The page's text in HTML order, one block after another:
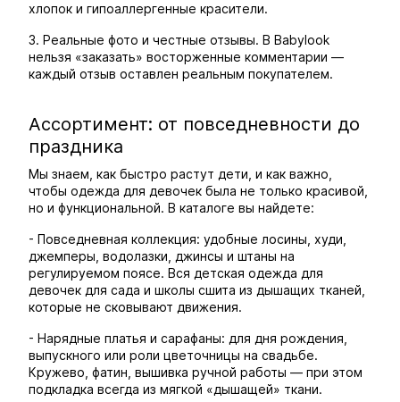
хлопок и гипоаллергенные красители.
3. Реальные фото и честные отзывы. В Babylook
нельзя «заказать» восторженные комментарии —
каждый отзыв оставлен реальным покупателем.
Ассортимент: от повседневности до
праздника
Мы знаем, как быстро растут дети, и как важно,
чтобы одежда для девочек была не только красивой,
но и функциональной. В каталоге вы найдете:
- Повседневная коллекция: удобные лосины, худи,
джемперы, водолазки, джинсы и штаны на
регулируемом поясе. Вся детская одежда для
девочек для сада и школы сшита из дышащих тканей,
которые не сковывают движения.
- Нарядные платья и сарафаны: для дня рождения,
выпускного или роли цветочницы на свадьбе.
Кружево, фатин, вышивка ручной работы — при этом
подкладка всегда из мягкой «дышащей» ткани.